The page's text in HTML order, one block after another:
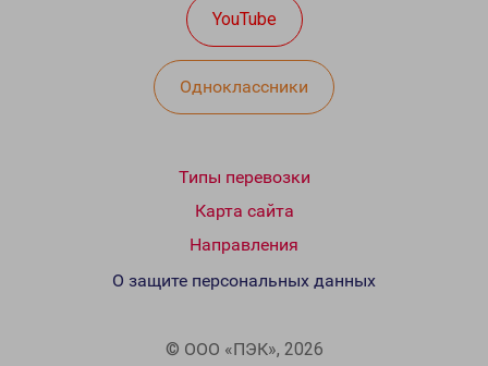
YouTube
Одноклассники
Типы перевозки
Карта сайта
Направления
© ООО «ПЭК», 2026
О защите персональных данных